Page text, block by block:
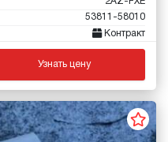
53811-58010
Контракт
Узнать цену